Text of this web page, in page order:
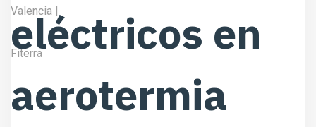
eléctricos en
aerotermia